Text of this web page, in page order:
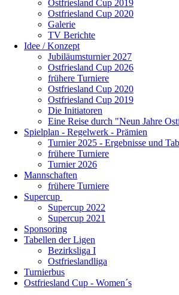
Ostfriesland Cup 2019
Ostfriesland Cup 2020
Galerie
TV Berichte
Idee / Konzept
Jubiläumsturnier 2027
Ostfriesland Cup 2026
frühere Turniere
Ostfriesland Cup 2020
Ostfriesland Cup 2019
Die Initiatoren
Eine Reise durch "Neun Jahre
Spielplan - Regelwerk - Prämien
Turnier 2025 - Ergebnisse und
frühere Turniere
Turnier 2026
Mannschaften
frühere Turniere
Supercup
Supercup 2022
Supercup 2021
Sponsoring
Tabellen der Ligen
Bezirksliga I
Ostfrieslandliga
Turnierbus
Ostfriesland Cup - Women´s